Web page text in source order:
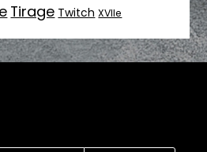
Tirage Twitch XVIIe